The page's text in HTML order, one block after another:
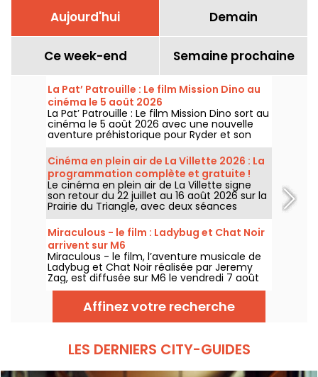
Aujourd'hui Demain
Ce week-end Semaine prochaine
La Pat’ Patrouille : Le film Mission Dino au
cinéma le 5 août 2026
La Pat’ Patrouille : Le film Mission Dino sort au
cinéma le 5 août 2026 avec une nouvelle
aventure préhistorique pour Ryder et son
équipe.
Cinéma en plein air de La Villette 2026 : La
programmation complète et gratuite !
Le cinéma en plein air de La Villette signe
son retour du 22 juillet au 16 août 2026 sur la
Prairie du Triangle, avec deux séances
gratuites par jour, à 18h et 21h. Pour cette
35e édition, le festival met à l’honneur le
thème “L’appel de la forêt”. Découvrez la
programmation complète et gratuite !
Miraculous - le film : Ladybug et Chat Noir
arrivent sur M6
Miraculous - le film, l’aventure musicale de
Ladybug et Chat Noir réalisée par Jeremy
Zag, est diffusée sur M6 le vendredi 7 août
2026 à 21h05.
Affinez votre recherche
LES DERNIERS CITY-GUIDES